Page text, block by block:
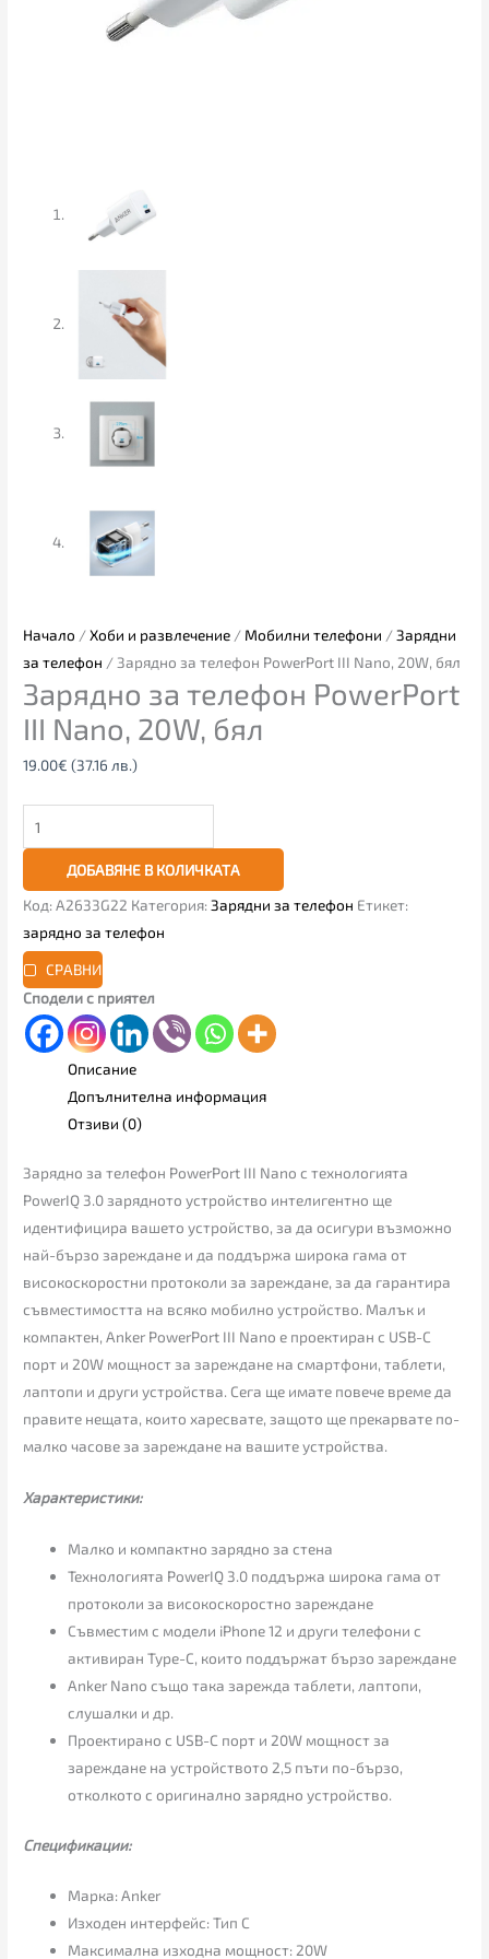
Начало /Хоби и развлечение / Мобилни телефони /Зарядни
за телефон / Зарядно за телефон PowerPort III Nano, 20W, бял
Зарядно за телефон PowerPort
III Nano, 20W, бял
19.00€ (37.16 лв.)
ДОБАВЯНЕ В КОЛИЧКАТА
Код:A2633G22 Категория:Зарядни за телефон Етикет:
зарядно за телефон
СРАВНИ
Сподели с приятел
Описание
Допълнителна информация
Отзиви (0)
Зарядно за телефон PowerPort III Nano с технологията
PowerIQ 3.0 зарядното устройство интелигентно ще
идентифицира вашето устройство, за да осигури възможно
най-бързо зареждане и да поддържа широка гама от
високоскоростни протоколи за зареждане, за да гарантира
съвместимостта на всяко мобилно устройство. Малък и
компактен, Anker PowerPort III Nano е проектиран с USB-C
порт и 20W мощност за зареждане на смартфони, таблети,
лаптопи и други устройства. Сега ще имате повече време да
правите нещата, които харесвате, защото ще прекарвате по-
малко часове за зареждане на вашите устройства.
Характеристики:
Малко и компактно зарядно за стена
Технологията PowerIQ 3.0 поддържа широка гама от
протоколи за високоскоростно зареждане
Съвместим с модели iPhone 12 и други телефони с
активиран Type-C, които поддържат бързо зареждане
Anker Nano също така зарежда таблети, лаптопи,
слушалки и др.
Проектирано с USB-C порт и 20W мощност за
зареждане на устройството 2,5 пъти по-бързо,
отколкото с оригинално зарядно устройство.
Спецификации:
Марка: Anker
Изходен интерфейс: Тип C
Максимална изходна мощност: 20W